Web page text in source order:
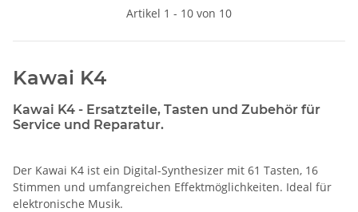
Artikel 1 - 10 von 10
Kawai K4
Kawai K4 - Ersatzteile, Tasten und Zubehör für
Service und Reparatur.
Der Kawai K4 ist ein Digital-Synthesizer mit 61 Tasten, 16
Stimmen und umfangreichen Effektmöglichkeiten. Ideal für
elektronische Musik.